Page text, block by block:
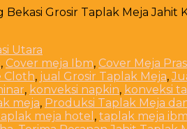
Grosir Taplak Meja
, Cover meja Ibm, Cover Meja
Cloth, jual Grosir Taplak Meja,
, konveksi napkin, konveksi
meja, Produksi Taplak Meja
meja hotel , taplak meja ibm